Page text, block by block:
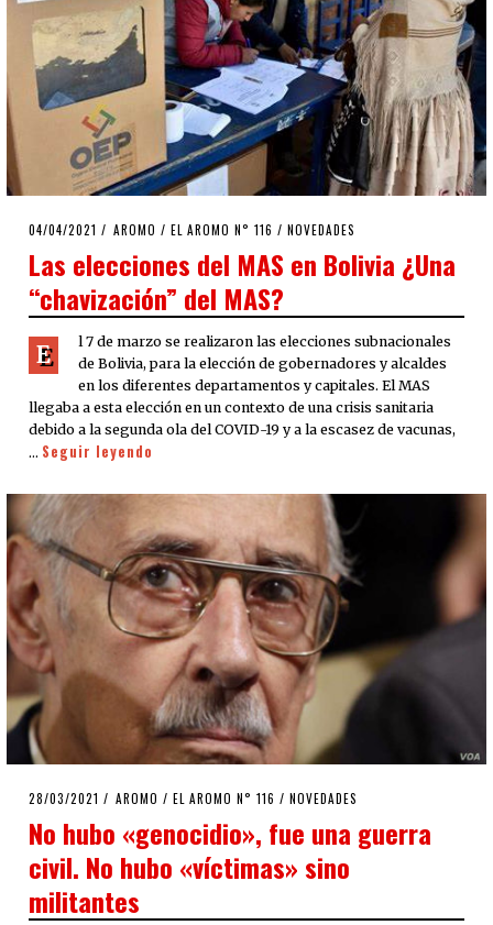
POSTED
04/04/2021 02/04/2021
AROMO / EL AROMO N° 116 / NOVEDADES
Las elecciones del MAS en Bolivia ¿Una
“chavización” del MAS?
E
l 7 de marzo se realizaron las elecciones subnacionales
de Bolivia, para la elección de gobernadores y alcaldes
en los diferentes departamentos y capitales. El MAS
llegaba a esta elección en un contexto de una crisis sanitaria
debido a la segunda ola del COVID-19 y a la escasez de vacunas,
… Seguir leyendo
POSTED
28/03/2021 27/03/2021
AROMO / EL AROMO N° 116 / NOVEDADES
No hubo «genocidio», fue una guerra
civil. No hubo «víctimas» sino
militantes